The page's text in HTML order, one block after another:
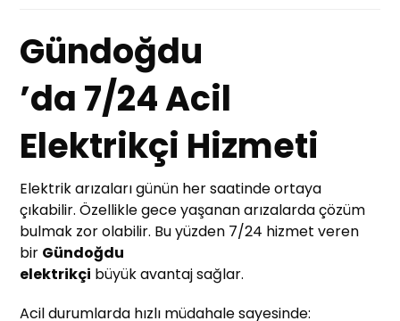
Gündoğdu
’da 7/24 Acil
Elektrikçi Hizmeti
Elektrik arızaları günün her saatinde ortaya
çıkabilir. Özellikle gece yaşanan arızalarda çözüm
bulmak zor olabilir. Bu yüzden 7/24 hizmet veren
bir Gündoğdu
elektrikçi büyük avantaj sağlar.
Acil durumlarda hızlı müdahale sayesinde: